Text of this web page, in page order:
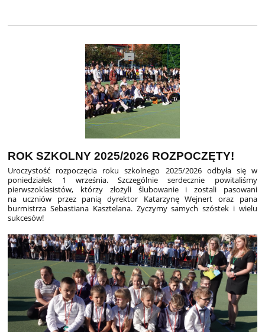
ROK SZKOLNY 2025/2026 ROZPOCZĘTY!
Uroczystość rozpoczęcia roku szkolnego 2025/2026 odbyła się w
poniedziałek 1 września. Szczególnie serdecznie powitaliśmy
pierwszoklasistów, którzy złożyli ślubowanie i zostali pasowani
na uczniów przez panią dyrektor Katarzynę Wejnert oraz pana
burmistrza Sebastiana Kasztelana. Życzymy samych szóstek i wielu
sukcesów!